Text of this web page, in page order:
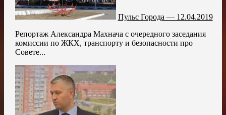
Пульс Города — 12.04.2019
Репортаж Александра Махнача с очередного заседания
комиссии по ЖКХ, транспорту и безопасности про
Совете...